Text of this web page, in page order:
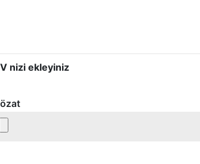
nizi ekleyiniz